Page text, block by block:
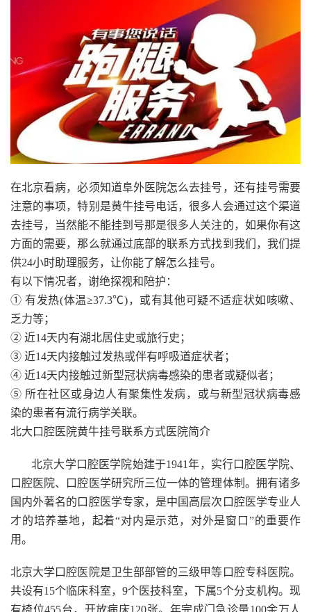
在北京看病，必须知道阜外医院怎么去挂号，还有挂号需要
注意的事项，特别是黄牛挂号电话，很多人会通过这个渠道
去挂号，当然能不能挂到号那是很多人关注的，如果你有这
方面的需要，那么就通过底部的联系方式找到我们，我们提
供24小时助理服务，让你能了解怎么挂号。
有以下情况者，谢绝探视和陪护：
① 有发热(体温≥37.3℃)，或有其他可疑不适症状如咳嗽、
乏力等；
② 近14天内有湖北居住史或旅行史；
③ 近14天内接触过发热或伴有呼吸道症状者；
④ 近14天内接触过新型冠状病毒感染的患者或疑似者；
⑤ 所在社区或身边人有聚集性发病，或与新型冠状病毒感
染的患者有流行病学关联。
北大口腔医院黄牛挂号联系方式医院简介
北京大学口腔医学院始建于1941年，实行口腔医学院、
口腔医院、口腔医学研究所三位一体的管理体制。拥有诸多
国内外著名的口腔医学专家，是中国高层次口腔医学专业人
才的培养基地，起着“对内是示范，对外是窗口”的重要作
用。
北京大学口腔医院是卫生部部管的三级甲等口腔专科医院。
共设有15个临床科室，9个医技科室，下属5个分支机构。现
有椅位455台，开放病床120张。年完成门急诊量100余万人